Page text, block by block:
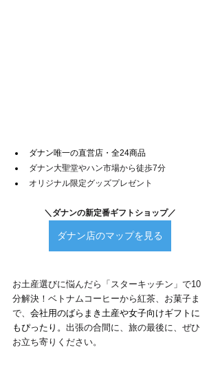
ダナン唯一の直営店・全24商品
ダナン大聖堂やハン市場から徒歩7分
オリジナル限定グッズプレゼント
＼ダナンの新定番ギフトショップ／
ダナン店のマップを見る
お土産選びに悩んだら「スターキッチン」で10
分解決！ベトナムコーヒーから紅茶、お菓子ま
で、 会社用のばらまき土産や女子向けギフトに
もぴったり。 出張の合間に、旅の最後に、ぜひ
お立ち寄りください。